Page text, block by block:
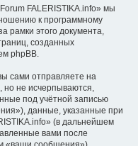
FALERISTIKA.info» мы
к программному
рамки этого документа,
созданных
phpBB.
сами отправляете на
не исчерпываются,
под учётной записью
данные, указанные при
(в дальнейшем
вами после